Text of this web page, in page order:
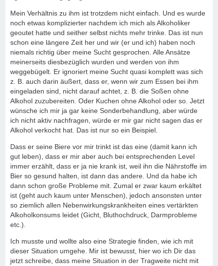
Mein Verhältnis zu ihm ist trotzdem nicht einfach. Und es wurde
noch etwas komplizierter nachdem ich mich als Alkoholiker
geoutet hatte und seither selbst nichts mehr trinke. Das ist nun
schon eine längere Zeit her und wir (er und ich) haben noch
niemals richtig über meine Sucht gesprochen. Alle Ansätze
meinerseits diesbezüglich wurden und werden von ihm
weggebügelt. Er ignoriert meine Sucht quasi komplett was sich
z. B. auch darin äußert, dass er, wenn wir zum Essen bei ihm
eingeladen sind, nicht darauf achtet, z. B. die Soßen ohne
Alkohol zuzubereiten. Oder Kuchen ohne Alkohol oder so. Jetzt
wünsche ich mir ja gar keine Sonderbehandlung, aber würde
ich nicht aktiv nachfragen, würde er mir gar nicht sagen das er
Alkohol verkocht hat. Das ist nur so ein Beispiel.
Dass er seine Biere vor mir trinkt ist das eine (damit kann ich
gut leben), dass er mir aber auch bei entsprechenden Level
immer erzählt, dass er ja nie krank ist, weil ihn die Nährstoffe im
Bier so gesund halten, ist dann das andere. Und da habe ich
dann schon große Probleme mit. Zumal er zwar kaum erkältet
ist (geht auch kaum unter Menschen), jedoch ansonsten unter
so ziemlich allen Nebenwirkungskrankheiten eines vertärkten
Alkoholkonsums leidet (Gicht, Bluthochdruck, Darmprobleme
etc.).
Ich musste und wollte also eine Strategie finden, wie ich mit
dieser Situation umgehe. Mir ist bewusst, hier wo ich Dir das
jetzt schreibe, dass meine Situation in der Tragweite nicht mit